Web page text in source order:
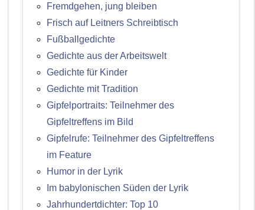
Fremdgehen, jung bleiben
Frisch auf Leitners Schreibtisch
Fußballgedichte
Gedichte aus der Arbeitswelt
Gedichte für Kinder
Gedichte mit Tradition
Gipfelportraits: Teilnehmer des
Gipfeltreffens im Bild
Gipfelrufe: Teilnehmer des Gipfeltreffens
im Feature
Humor in der Lyrik
Im babylonischen Süden der Lyrik
Jahrhundertdichter: Top 10